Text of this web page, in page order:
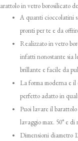
arattolo in vetro borosilicato
A quanti cioccolatini
pronti per te e da
Realizzato in vetro
infatti nonostante sia
brillante e facile da
La forma moderna e
perfetto adatto in
Puoi lavare il
lavaggio max. 50° e
Dimensioni diametro